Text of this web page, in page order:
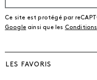
Ce site est protégé par
Googleainsi que les
LES FAVORIS